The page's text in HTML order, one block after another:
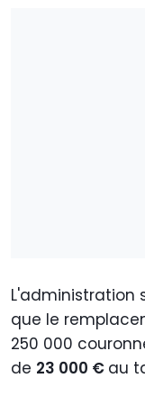
L'administration
que le
250 000
de 23 000 € au